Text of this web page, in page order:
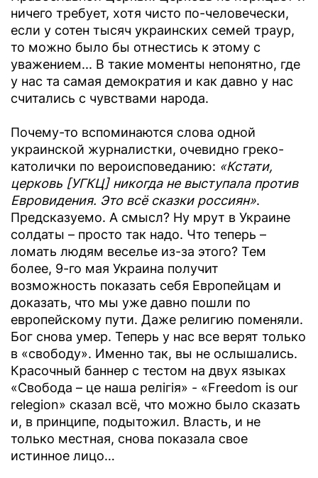
ничего требует, хотя чисто по-человечески,
если у сотен тысяч украинских семей траур,
то можно было бы отнестись к этому с
уважением... В такие моменты непонятно, где
у нас та самая демократия и как давно у нас
считались с чувствами народа.
Почему-то вспоминаются слова одной
украинской журналистки, очевидно греко-
католички по вероисповеданию: «Кстати,
церковь [УГКЦ] никогда не выступала против
Евровидения. Это всё сказки россиян».
Предсказуемо. А смысл? Ну мрут в Украине
солдаты – просто так надо. Что теперь –
ломать людям веселье из-за этого? Тем
более, 9-го мая Украина получит
возможность показать себя Европейцам и
доказать, что мы уже давно пошли по
европейскому пути. Даже религию поменяли.
Бог снова умер. Теперь у нас все верят только
в «свободу». Именно так, вы не ослышались.
Красочный баннер с тестом на двух языках
«Свобода – це наша релігія» - «Freedom is our
relegion» сказал всё, что можно было сказать
и, в принципе, подытожил. Власть, и не
только местная, снова показала свое
истинное лицо…